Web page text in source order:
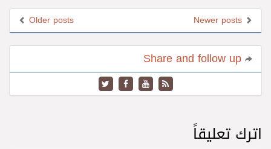
Older posts
اترك تعليقاً